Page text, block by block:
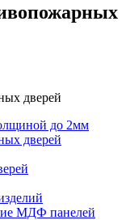
дверей
до 2мм
дверей
МДФ панелей